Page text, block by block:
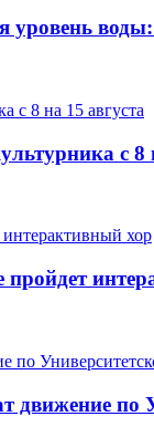
уровень
с 8
пройдет
движение по